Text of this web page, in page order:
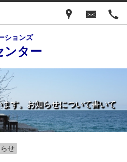
ションズ
ンター
す。お知らせについて書いて
せ